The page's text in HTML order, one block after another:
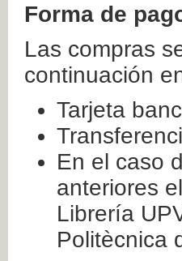
Forma de
Las compras
continuación
Tarjeta
En el caso
anteriores
Librería
Politècnica